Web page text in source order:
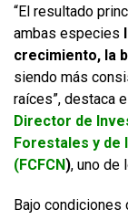
“El resultado
ambas especies
crecimiento, la
siendo más
raíces”, destaca
Director de
Forestales y de
(FCFCN ), uno de
Bajo